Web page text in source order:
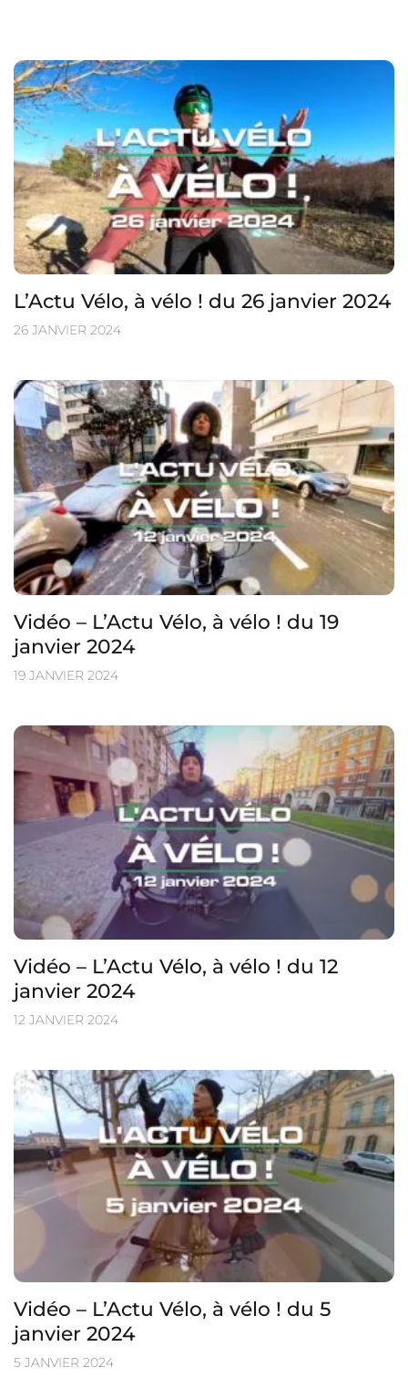
L’Actu Vélo, à vélo ! du 26 janvier 2024
26 JANVIER 2024
Vidéo – L’Actu Vélo, à vélo ! du 19
janvier 2024
19 JANVIER 2024
Vidéo – L’Actu Vélo, à vélo ! du 12
janvier 2024
12 JANVIER 2024
Vidéo – L’Actu Vélo, à vélo ! du 5
janvier 2024
5 JANVIER 2024